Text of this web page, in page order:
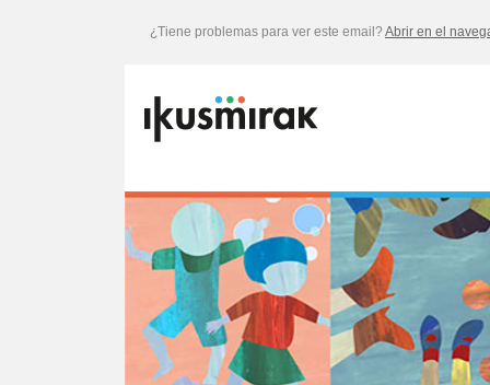
¿Tiene problemas para ver este email? Abrir en el